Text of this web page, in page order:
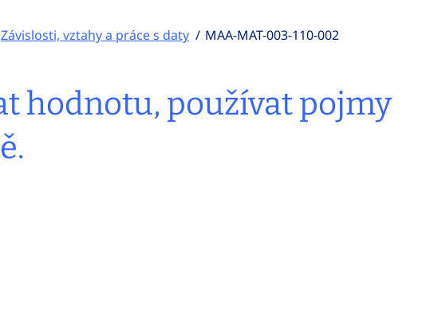
Závislosti, vztahy a práce s daty MAA-MAT-003-110-002
hodnotu, používat pojmy